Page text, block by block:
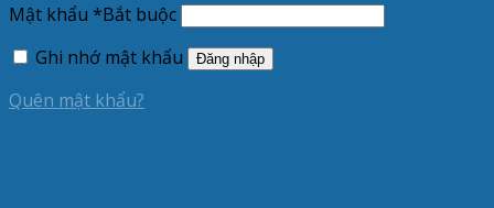
Mật khẩu *Bắt buộc
Ghi nhớ mật khẩu
Đăng nhập
Quên mật khẩu?